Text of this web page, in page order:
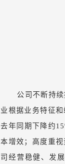
公司不断持
业根据业务特征
去年同期下降约
本增效；高度重
司经营稳健、发